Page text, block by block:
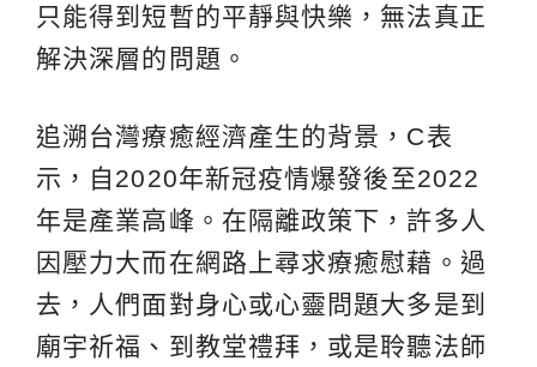
只能得到短暫的平靜與快樂，無法真正
解決深層的問題。
追溯台灣療癒經濟產生的背景，C表
示，自2020年新冠疫情爆發後至2022
年是產業高峰。在隔離政策下，許多人
因壓力大而在網路上尋求療癒慰藉。過
去，人們面對身心或心靈問題大多是到
廟宇祈福、到教堂禮拜，或是聆聽法師